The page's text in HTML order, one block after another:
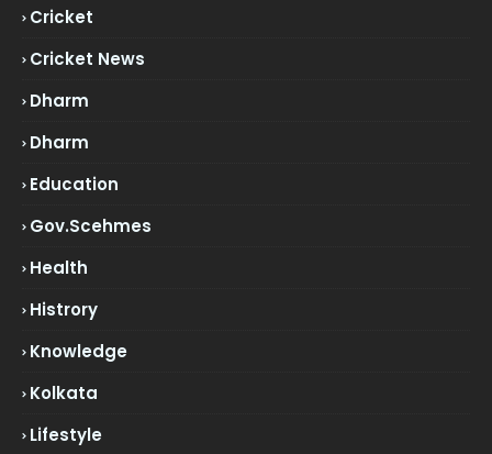
Cricket
Cricket News
Dharm
Dharm
Education
Gov.scehmes
Health
Histrory
Knowledge
Kolkata
Lifestyle